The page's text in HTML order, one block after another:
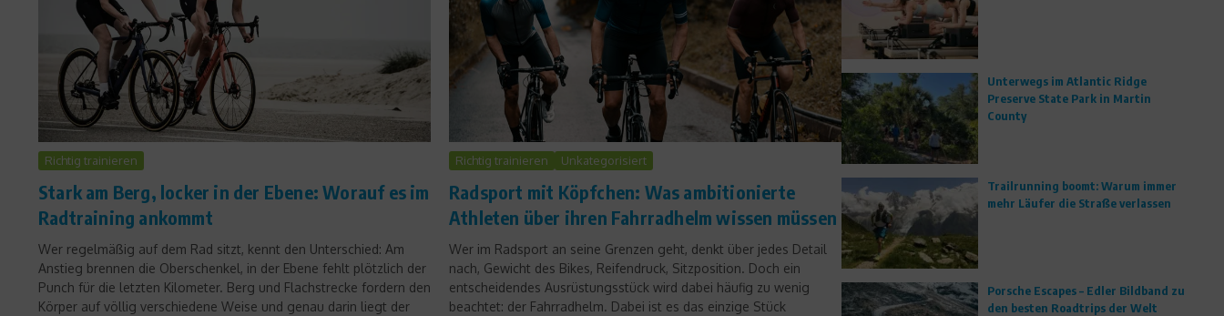
Richtig trainieren
Stark am Berg, locker in der Ebene: Worauf es im
Radtraining ankommt
Wer regelmäßig auf dem Rad sitzt, kennt den Unterschied: Am
Anstieg brennen die Oberschenkel, in der Ebene fehlt plötzlich der
Punch für die letzten Kilometer. Berg und Flachstrecke fordern den
Körper auf völlig verschiedene Weise und genau darin liegt der
Richtig trainieren Unkategorisiert
Radsport mit Köpfchen: Was ambitionierte
Athleten über ihren Fahrradhelm wissen müssen
Wer im Radsport an seine Grenzen geht, denkt über jedes Detail
nach, Gewicht des Bikes, Reifendruck, Sitzposition. Doch ein
entscheidendes Ausrüstungsstück wird dabei häufig zu wenig
beachtet: der Fahrradhelm. Dabei ist es das einzige Stück
Unterwegs im Atlantic Ridge
Preserve State Park in Martin
County
Trailrunning boomt: Warum immer
mehr Läufer die Straße verlassen
Porsche Escapes – Edler Bildband zu
den besten Roadtrips der Welt